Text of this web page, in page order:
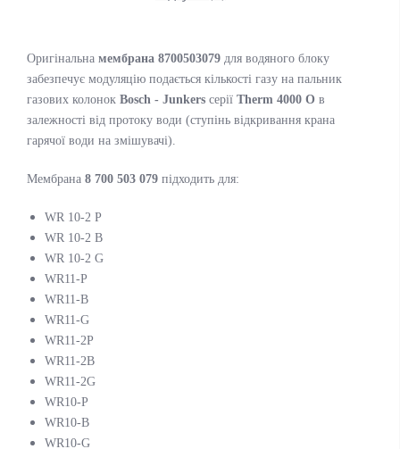
Оригінальна мембрана 8700503079 для водяного блоку
забезпечує модуляцію подається кількості газу на пальник
газових колонок Bosch - Junkers серії Therm 4000 O в
залежності від протоку води (ступінь відкривання крана
гарячої води на змішувачі).
Мембрана 8 700 503 079 підходить для:
WR 10-2 P
WR 10-2 B
WR 10-2 G
WR11-P
WR11-B
WR11-G
WR11-2P
WR11-2B
WR11-2G
WR10-P
WR10-B
WR10-G